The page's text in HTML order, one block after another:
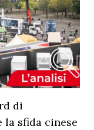
di
sfida cinese